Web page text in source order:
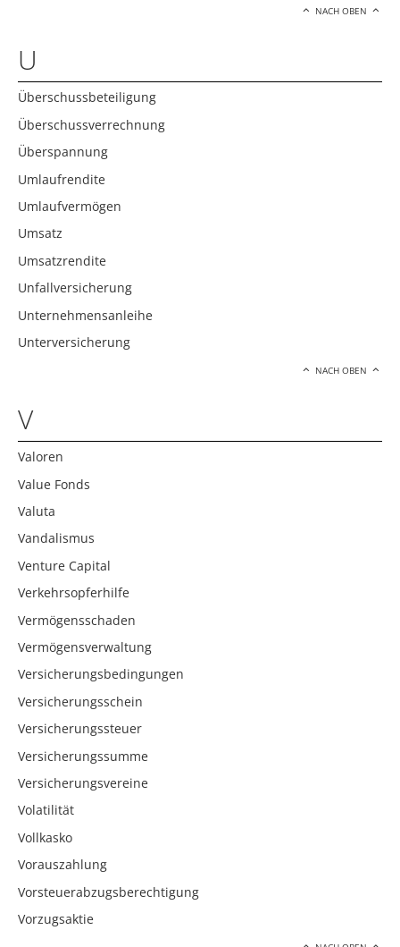
NACH OBEN
U
Überschussbeteiligung
Überschussverrechnung
Überspannung
Umlaufrendite
Umlaufvermögen
Umsatz
Umsatzrendite
Unfallversicherung
Unternehmensanleihe
Unterversicherung
NACH OBEN
V
Valoren
Value Fonds
Valuta
Vandalismus
Venture Capital
Verkehrsopferhilfe
Vermögensschaden
Vermögensverwaltung
Versicherungsbedingungen
Versicherungsschein
Versicherungssteuer
Versicherungssumme
Versicherungsvereine
Volatilität
Vollkasko
Vorauszahlung
Vorsteuerabzugsberechtigung
Vorzugsaktie